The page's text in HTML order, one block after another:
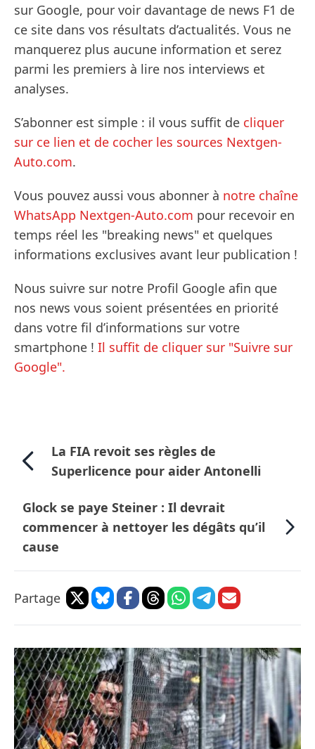
sur Google, pour voir davantage de news F1 de
ce site dans vos résultats d’actualités. Vous ne
manquerez plus aucune information et serez
parmi les premiers à lire nos interviews et
analyses.
S’abonner est simple : il vous suffit de cliquer
sur ce lien et de cocher les sources Nextgen-
Auto.com.
Vous pouvez aussi vous abonner à notre chaîne
WhatsApp Nextgen-Auto.com pour recevoir en
temps réel les "breaking news" et quelques
informations exclusives avant leur publication !
Nous suivre sur notre Profil Google afin que
nos news vous soient présentées en priorité
dans votre fil d’informations sur votre
smartphone ! Il suffit de cliquer sur "Suivre sur
Google".
La FIA revoit ses règles de
Superlicence pour aider Antonelli
Glock se paye Steiner : Il devrait
commencer à nettoyer les dégâts qu’il
cause
Partage